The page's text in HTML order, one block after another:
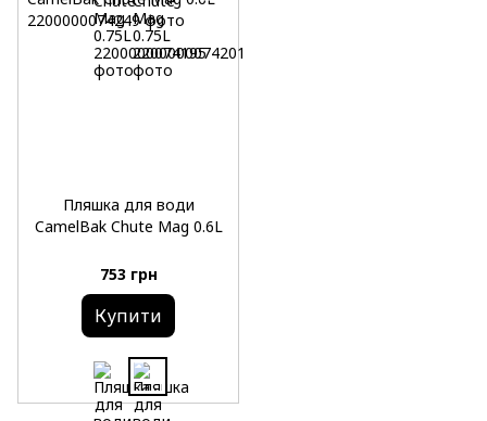
Пляшка для води
CamelBak Chute Mag 0.6L
753 грн
Купити